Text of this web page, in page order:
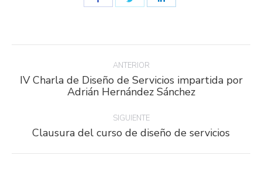
publicaciones
ANTERIOR
Publicación
anterior:
IV Charla de Diseño de Servicios impartida por
Adrián Hernández Sánchez
SIGUIENTE
Publicación
Clausura del curso de diseño de servicios